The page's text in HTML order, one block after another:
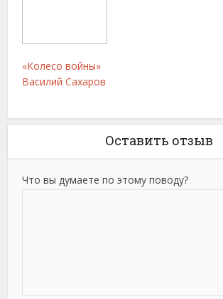
«Колесо войны»
Василий Сахаров
Оставить отзыв
Что вы думаете по этому поводу?